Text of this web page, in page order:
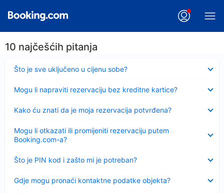
10 najčešćih pitanja
Što je sve uključeno u cijenu sobe?
Sažeto
Mogu li napraviti rezervaciju bez kreditne kartice?
Kako ću znati da je moja rezervacija potvrđena?
Mogu li otkazati ili promijeniti rezervaciju putem
Booking.com-a?
Što je PIN kod i zašto mi je potreban?
Sažeto
Gdje mogu pronaći kontaktne podatke objekta?